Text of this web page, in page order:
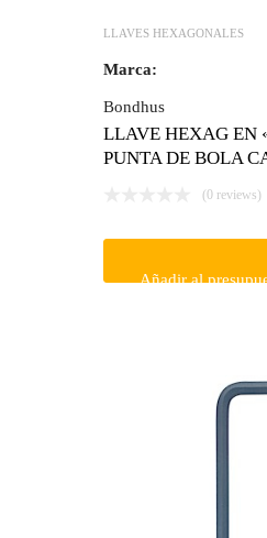
LLAVES HEXAGONALES
Marca:
Bondhus
LLAVE HEXAG EN
PUNTA DE BOLA
(0 reviews)
Añadir al